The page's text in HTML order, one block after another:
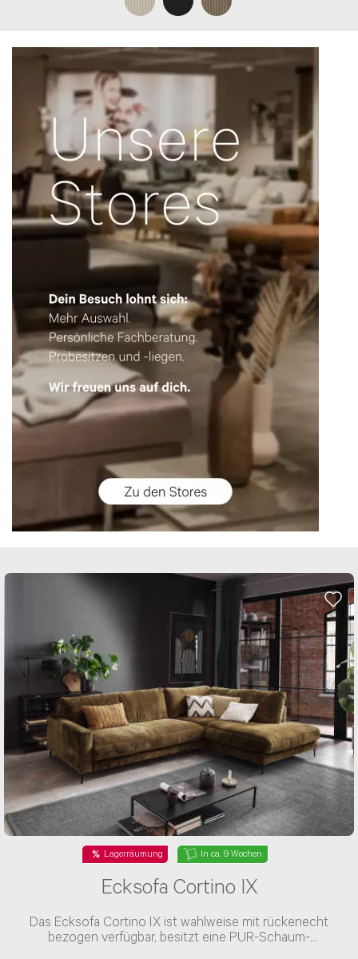
Vorname*
Nachname*
Telefon*
E-Mail Adresse*
Bitte tragen Sie wenn vorhanden, hier Ihre
Auftragsnummer ein
Nachricht*
NACHRICHT ABSENDEN
* Die mit einem * gekennzeichneten
Angaben sind Pflichtfelder.
Lagerräumung In ca. 9 Wochen
Ecksofa Cortino IX
Das Ecksofa Cortino IX ist wahlweise mit rückenecht
bezogen verfügbar, besitzt eine PUR-Schaum-